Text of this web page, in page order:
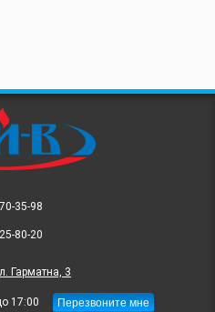
35-98
80-20
Гарматна, 3
17:00 Перезвоните мне